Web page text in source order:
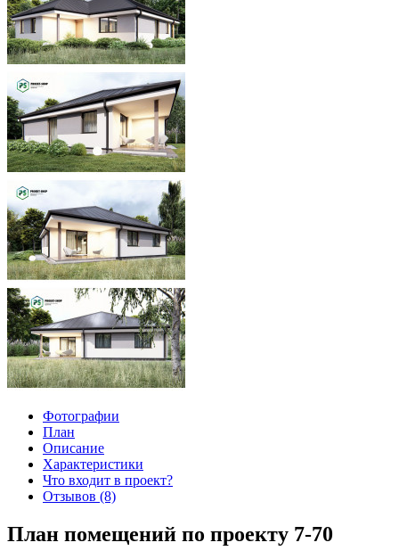
Фотографии
План
Описание
Характеристики
Что входит в проект?
Отзывов (8)
План помещений по проекту 7-70